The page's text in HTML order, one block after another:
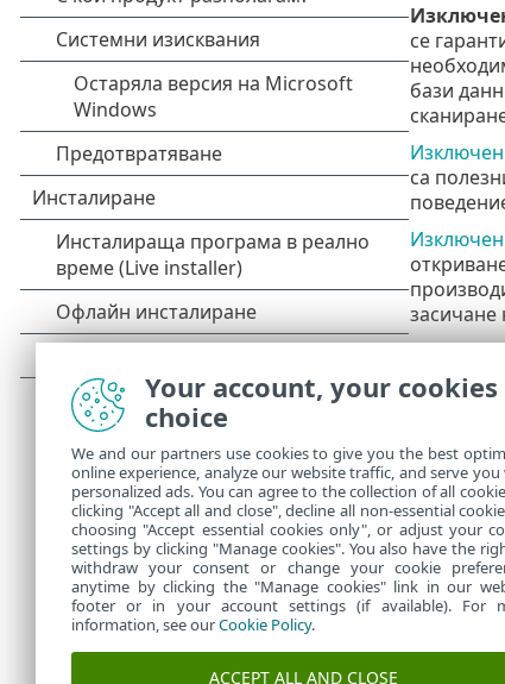
се
бази
са
засичане
Да не се
•
•
• HIPS
•
Your account, your cookies
choice
We and our partners use cookies to give you the best
online experience, analyze our website traffic, and serve you
personalized ads. You can agree to the collection of all
clicking "Accept all and close", decline all non-essential
choosing "Accept essential cookies only", or adjust your
settings by clicking "Manage cookies". You also have the
withdraw your consent or change your cookie
anytime by clicking the "Manage cookies" link in our
footer or in your account settings (if available). For
information, see ourCookie Policy.
ACCEPT ALL AND CLOSE